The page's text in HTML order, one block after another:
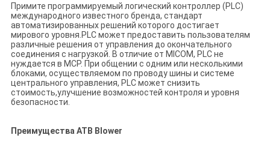
Примите программируемый логический контроллер (PLC)
международного известного бренда, стандарт
автоматизированных решений которого достигает
мирового уровня.PLC может предоставить пользователям
различные решения от управления до окончательного
соединения с нагрузкой. В отличие от MICOM, PLC не
нуждается в MCP. При общении с одним или несколькими
блоками, осуществляемом по проводу шины и системе
центрального управления, PLC может снизить
стоимость,улучшение возможностей контроля и уровня
безопасности.
Преимущества ATB Blower